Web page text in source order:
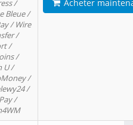
/
Bleue /
/ Wire
/
/
/
U /
/
/
/
Acheter